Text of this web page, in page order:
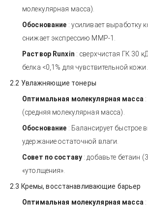
молекулярная масса).
Обоснование : усиливает выработку
снижает экспрессию MMP-1.
Раствор Runxin : сверхчистая ГК 30
белка <0,1% для чувствительной кожи.
2.2 Увлажняющие тонеры
Оптимальная молекулярная масса
(средняя молекулярная масса).
Обоснование : Балансирует быстрое
удержание остаточной влаги.
Совет по составу : добавьте бетаин
«утолщения».
2.3 Кремы, восстанавливающие барьер
Оптимальная молекулярная масса